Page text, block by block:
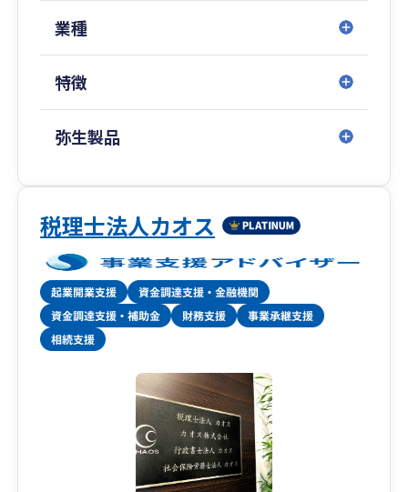
業種
特徴
弥生製品
税理士法人カオス